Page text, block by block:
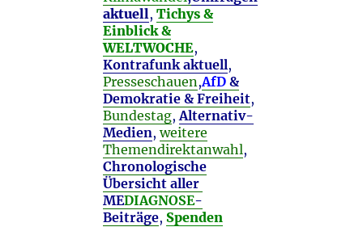
aktuell, Tichys &
Einblick &
WELTWOCHE,
Kontrafunk aktuell,
Presseschauen,AfD &
Demokratie & Freiheit,
Bundestag,Alternativ-
Medien,weitere
Themendirektanwahl,
Chronologische
Übersicht aller
MEDIAGNOSE-
Beiträge, Spenden